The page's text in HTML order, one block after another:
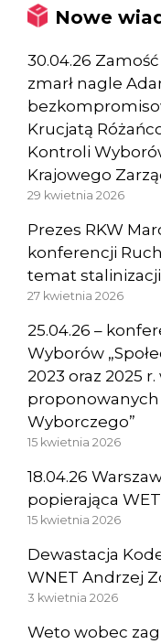
Nowe
30.04.26
zmarł nagle
Krucjatą
Kontroli
Krajowego
29 kwietnia 2026
Prezes RKW
konferencji
temat
27 kwietnia 2026
25.04.26 –
Wyborów
2023 oraz 2025
Wyborczego”
15 kwietnia 2026
18.04.26
popierająca
15 kwietnia 2026
Dewastacja
WNET Andrzej
3 kwietnia 2026
Weto wobec